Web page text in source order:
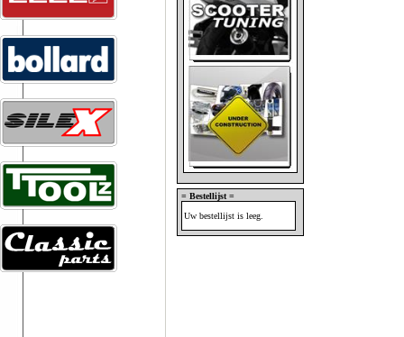
= Bestellijst =
Uw bestellijst is leeg.